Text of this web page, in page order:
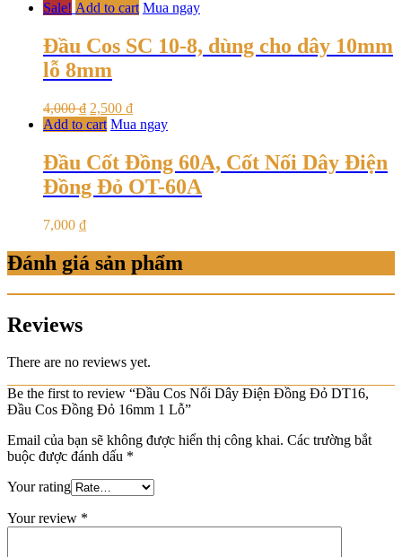
Sale! Add to cart Mua ngay
Đầu Cos SC 10-8, dùng cho dây 10mm
lỗ 8mm
4,000₫ 2,500 ₫
Add to cart Mua ngay
Đầu Cốt Đồng 60A, Cốt Nối Dây Điện
Đồng Đỏ OT-60A
7,000 ₫
Đánh giá sản phẩm
Reviews
There are no reviews yet.
Be the first to review “Đầu Cos Nối Dây Điện Đồng Đỏ DT16,
Đầu Cos Đồng Đỏ 16mm 1 Lỗ”
Email của bạn sẽ không được hiển thị công khai. Các trường bắt
buộc được đánh dấu *
Your rating
Your review *